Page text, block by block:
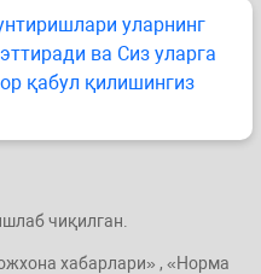
уларнинг
ва Сиз уларга
қабул қилишингиз
чиқилган.
хабарлари» , «Норма